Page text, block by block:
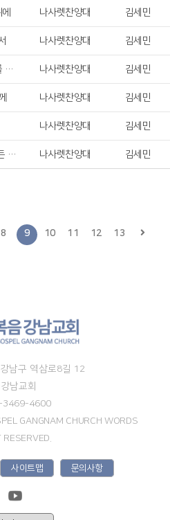
나사렛찬양대 김세민
나사렛찬양대 김세민
위대하신 주를 찬양 나사렛찬양대 김세민
나사렛찬양대 김세민
나사렛찬양대 김세민
이 세상의 모든 죄를 나사렛찬양대 김세민
8 9 10 11 12 13
남구 역삼로8길 12
남교회
3469-4600
GANGNAM CHURCH WORDS
사이트맵 문의사항